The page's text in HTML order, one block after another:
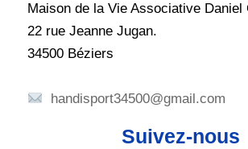
Maison de la Vie Associative Daniel
22 rue Jeanne Jugan.
34500 Béziers
handisport34500@gmail.com
Suivez-nous